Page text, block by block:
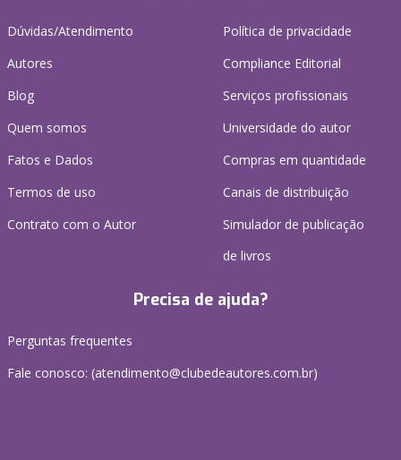
Dúvidas/Atendimento
Autores
Blog
Quem somos
Fatos e Dados
Termos de uso
Contrato com o Autor
Política de privacidade
Compliance Editorial
Serviços profissionais
Universidade do autor
Compras em quantidade
Canais de distribuição
Simulador de publicação
de livros
Precisa de ajuda?
Perguntas frequentes
Fale conosco: (atendimento@clubedeautores.com.br)